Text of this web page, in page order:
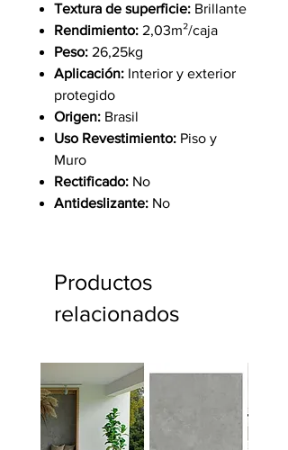
Textura de superficie: Brillante
Rendimiento: 2,03m²/caja
Peso: 26,25kg
Aplicación: Interior y exterior
protegido
Origen: Brasil
Uso Revestimiento: Piso y
Muro
Rectificado: No
Antideslizante: No
Productos
relacionados